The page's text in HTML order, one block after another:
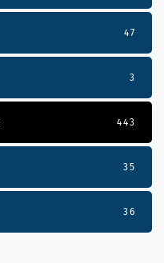
47
3
443
35
36